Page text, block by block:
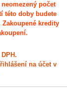
počet
této doby budete
kredity
na účet v